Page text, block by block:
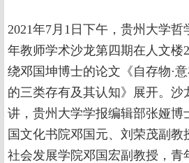
2021年7月1日下午，贵州大学
年教师学术沙龙第四期在人文楼
绕邓国坤博士的论文《自存物·
的三类存有及其认知》展开。沙
讲，贵州大学学报编辑部张娅博
国文化书院邓国元、刘荣茂副
社会发展学院邓国宏副教授，青